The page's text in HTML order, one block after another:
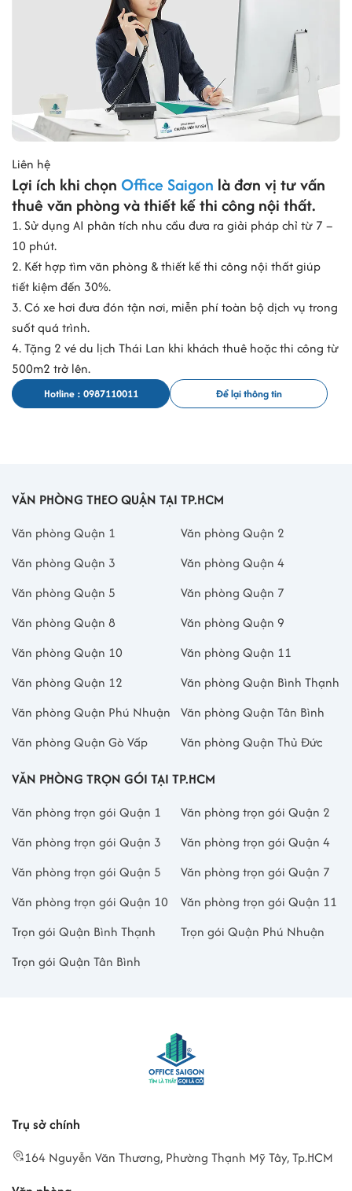
Liên hệ
Lợi ích khi chọn Office Saigon là đơn vị tư vấn
thuê văn phòng và thiết kế thi công nội thất.
1. Sử dụng AI phân tích nhu cầu đưa ra giải pháp chỉ từ 7 –
10 phút.
2. Kết hợp tìm văn phòng & thiết kế thi công nội thất giúp
tiết kiệm đến 30%.
3. Có xe hơi đưa đón tận nơi, miễn phí toàn bộ dịch vụ trong
suốt quá trình.
4. Tặng 2 vé du lịch Thái Lan khi khách thuê hoặc thi công từ
500m2 trở lên.
Hotline : 0987110011 Để lại thông tin
VĂN PHÒNG THEO QUẬN TẠI TP.HCM
Văn phòng Quận 1
Văn phòng Quận 2
Văn phòng Quận 3
Văn phòng Quận 4
Văn phòng Quận 5
Văn phòng Quận 7
Văn phòng Quận 8
Văn phòng Quận 9
Văn phòng Quận 10
Văn phòng Quận 11
Văn phòng Quận 12
Văn phòng Quận Bình Thạnh
Văn phòng Quận Phú Nhuận
Văn phòng Quận Tân Bình
Văn phòng Quận Gò Vấp
Văn phòng Quận Thủ Đức
VĂN PHÒNG TRỌN GÓI TẠI TP.HCM
Văn phòng trọn gói Quận 1
Văn phòng trọn gói Quận 2
Văn phòng trọn gói Quận 3
Văn phòng trọn gói Quận 4
Văn phòng trọn gói Quận 5
Văn phòng trọn gói Quận 7
Văn phòng trọn gói Quận 10
Văn phòng trọn gói Quận 11
Trọn gói Quận Bình Thạnh
Trọn gói Quận Phú Nhuận
Trọn gói Quận Tân Bình
Trụ sở chính
164 Nguyễn Văn Thương, Phường Thạnh Mỹ Tây, Tp.HCM